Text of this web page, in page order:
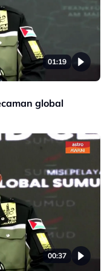
01:19
global
00:37